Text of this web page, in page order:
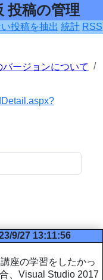
投稿の管理
投稿を抽出 統計 RSS
ージョンについて
9/27 13:11:56
座の学習をしたかっ
、Visual Studio 2017